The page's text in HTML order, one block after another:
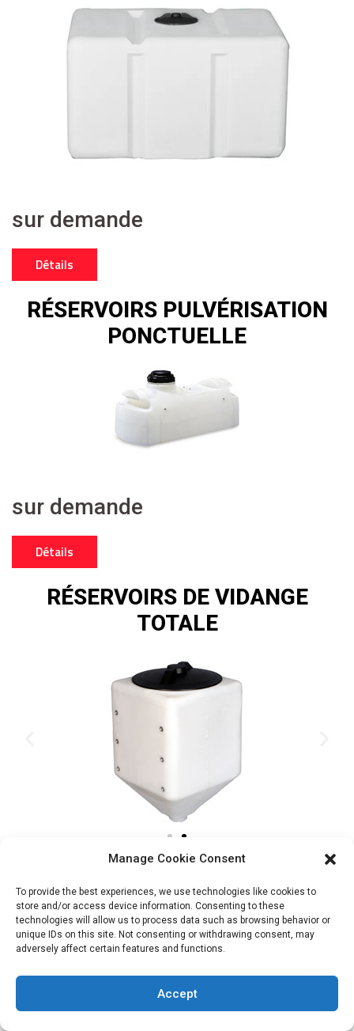
Manage Cookie Consent
To provide the best experiences, we use technologies like cookies to
store and/or access device information. Consenting to these
technologies will allow us to process data such as browsing behavior or
unique IDs on this site. Not consenting or withdrawing consent, may
adversely affect certain features and functions.
Accept
sur demande
Détails
RÉSERVOIRS PULVÉRISATION
PONCTUELLE
sur demande
Détails
RÉSERVOIRS DE VIDANGE
TOTALE
Détails